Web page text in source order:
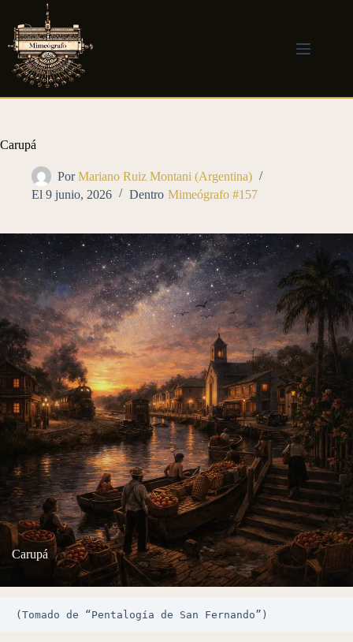
contenido
Carupá
Por Mariano Ruiz Montani (Argentina)
El 9 junio, 2026 Dentro Mimeógrafo #157
Carupá
(Tomado de “Pentalogía de San Fernando”)